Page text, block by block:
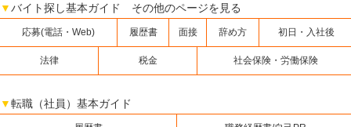
▼バイト探し基本ガイド その他のページを見る
応募(電話・Web) 履歴書 面接 辞め方 初日・入社後
法律 税金 社会保険・労働保険
▼転職（社員）基本ガイド